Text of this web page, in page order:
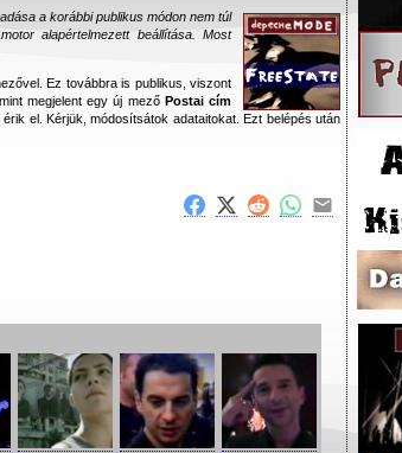
a korábbi publikus módon nem túl
alapértelmezett beállítása. Most
Ez továbbra is publikus, viszont
megjelent egy új mező Postai cím
el. Kérjük, módosítsátok adataitokat. Ezt belépés után